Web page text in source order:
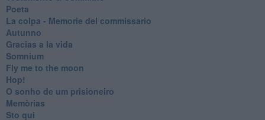
Poeta
​La colpa - Memorie del commissario
Autunno
Gracias a la vida
Somnium
Fly me to the moon
Hop!
O sonho de um prisioneiro
Memòrias
Sto qui